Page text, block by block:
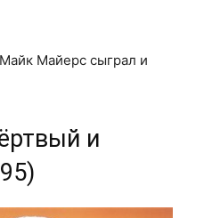
Майерс сыграл и
и